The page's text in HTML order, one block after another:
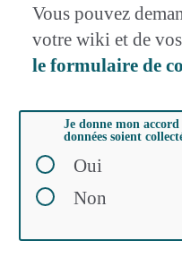
Vous pouvez
votre wiki et de
le formulaire de
Je donne mon accord
données soient
Oui
Non